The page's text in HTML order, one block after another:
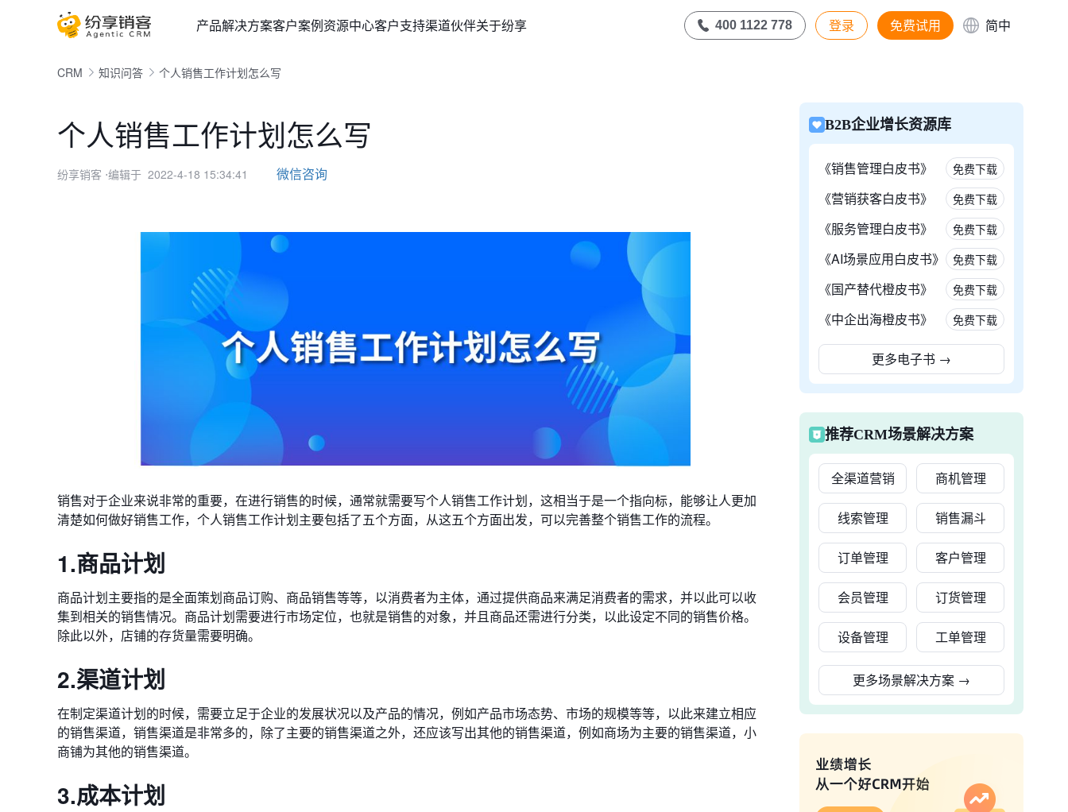
产品解决方案客户案例资源中心客户支持渠道伙伴关于纷享 400 1122 778 登录 免费试用 简中
CRM 知识问答 个人销售工作计划怎么写
个人销售工作计划怎么写
纷享销客 ⋅编辑于 2022-4-18 15:34:41 微信咨询
销售对于企业来说非常的重要，在进行销售的时候，通常就需要写个人销售工作计划，这相当于是一个指向标，能够让人更加
清楚如何做好销售工作，个人销售工作计划主要包括了五个方面，从这五个方面出发，可以完善整个销售工作的流程。
1.商品计划
商品计划主要指的是全面策划商品订购、商品销售等等，以消费者为主体，通过提供商品来满足消费者的需求，并以此可以收
集到相关的销售情况。商品计划需要进行市场定位，也就是销售的对象，并且商品还需进行分类，以此设定不同的销售价格。
除此以外，店铺的存货量需要明确。
2.渠道计划
在制定渠道计划的时候，需要立足于企业的发展状况以及产品的情况，例如产品市场态势、市场的规模等等，以此来建立相应
的销售渠道，销售渠道是非常多的，除了主要的销售渠道之外，还应该写出其他的销售渠道，例如商场为主要的销售渠道，小
商铺为其他的销售渠道。
3.成本计划
B2B企业增长资源库
《销售管理白皮书》 免费下载
《营销获客白皮书》 免费下载
《服务管理白皮书》 免费下载
《AI场景应用白皮书》 免费下载
《国产替代橙皮书》 免费下载
《中企出海橙皮书》 免费下载
更多电子书 →
推荐CRM场景解决方案
全渠道营销 商机管理
线索管理 销售漏斗
订单管理 客户管理
会员管理 订货管理
设备管理 工单管理
更多场景解决方案 →